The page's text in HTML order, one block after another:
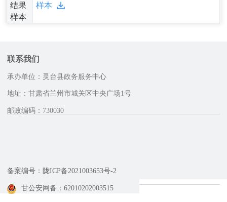
结果
样本
样本
联系我们
承办单位：灵台县政务服务中心
地址：甘肃省兰州市城关区中央广场1号
邮政编码：730030
备案编号：陇ICP备2021003653号-2
甘公安网备：62010202003515